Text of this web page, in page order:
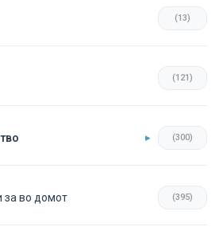
(13)
(121)
(300)
за во домот (395)